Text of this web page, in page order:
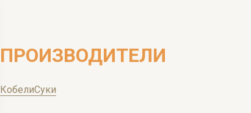
ПРОИЗВОДИТЕЛИ
КобелиСуки